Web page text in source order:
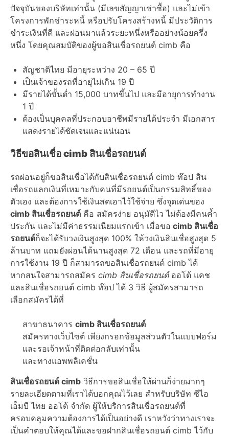
ปัจจุบันของบริษัทเท่านั้น (มีเลขสัญญาเช่าซื้อ) และไม่เข้า
โครงการพักชำระหนี้ หรือปรับโครงสร้างหนี้ มีประวัติการ
ชำระเงินที่ดี และผ่อนมาแล้วระยะหนึ่งหรืออย่างน้อยครึ่ง
หนึ่ง โดยคุณสมบัติของผู้ขอสินเชื่อรถยนต์ cimb คือ
สัญชาติไทย มีอายุระหว่าง 20 – 65 ปี
เป็นเจ้าของรถที่อายุไม่เกิน 19 ปี
มีรายได้ขั้นต่ำ 15,000 บาทขึ้นไป และมีอายุการทำงาน
1 ปี
ต้องเป็นบุคคลที่ประกอบอาชีพมีรายได้ประจำ มีเอกสาร
แสดงรายได้ชัดเจนและแน่นอน
วิธีขอสินเชื่อ cimb สินเชื่อรถยนต์
รถผ่อนอยู่ก็ขอสินเชื่อได้กับสินเชื่อรถยนต์ cimb ท๊อป สิน
เชื่อรถแลกเงินที่เหมาะกับคนที่มีรถยนต์เป็นกรรมสิทธิ์ของ
ตัวเอง และต้องการใช้เงินสดเอาไว้ใช้จ่าย ซึ่งจุดเด่นของ
cimb สินเชื่อรถยนต์ คือ สมัครง่าย อนุมัติไว ไม่ต้องมีคนค้ำ
ประกัน และไม่มีค่าธรรมเนียมแรกเข้า เมื่อขอ cimb สินเชื่อ
รถยนต์ก็จะได้รับวงเงินสูงสุด 100% ให้วงเงินสินเชื่อสูงสุด 5
ล้านบาท แถมยังผ่อนได้นานสูงสุด 72 เดือน และรถที่มีอายุ
การใช้งาน 19 ปี ก็สามารถขอสินเชื่อรถยนต์ cimb ได้
หากสนใจสามารถสมัคร cimb สินเชื่อรถยนต์ออโต้ แคช
และสินเชื่อรถยนต์ cimb ท๊อป ได้ 3 วิธี ผู้สมัครสามารถ
เลือกสมัครได้ที่
สาขาธนาคาร cimb สินเชื่อรถยนต์
สมัครทางเว็บไซต์ เพียงกรอกข้อมูลส่วนตัวในแบบฟอร์ม
และรอเจ้าหน้าที่ติดต่อกลับเท่านั้น
และทางแอพพลิเคชั่น
สินเชื่อรถยนต์ cimb วิธีการขอสินเชื่อให้ผ่านก็ง่ายมากๆ
รายละเอียดตามที่เราได้บอกคุณไว้เลย สำหรับบริษัท ซีไอ
เอ็มบี ไทย ออโต้ จำกัด ผู้ให้บริการสินเชื่อรถยนต์ที่
ครอบคลุมความต้องการได้เป็นอย่างดี เราหวังว่าทางเราจะ
เป็นคำตอบให้คุณได้และขอฝากสินเชื่อรถยนต์ cimb ไว้กับ